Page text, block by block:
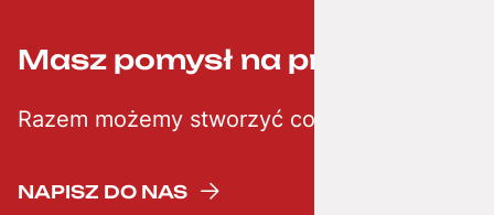
Masz pomysł na projekt? ;-)
Razem możemy stworzyć coś kreatywnego
NAPISZ DO NAS